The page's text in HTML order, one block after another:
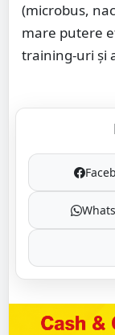
(microbus,
mare putere
training-uri și